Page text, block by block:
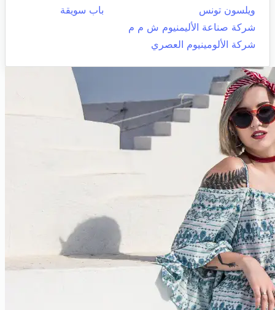
ويلسون تونس
باب سويقة
شركة صناعة الأليمنيوم ش م م
شركة الألومينيوم العصري